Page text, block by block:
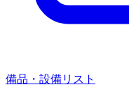
備品・設備リスト